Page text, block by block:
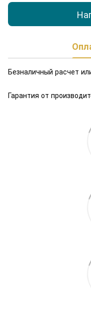
Безналичный расчет
Гарантия от